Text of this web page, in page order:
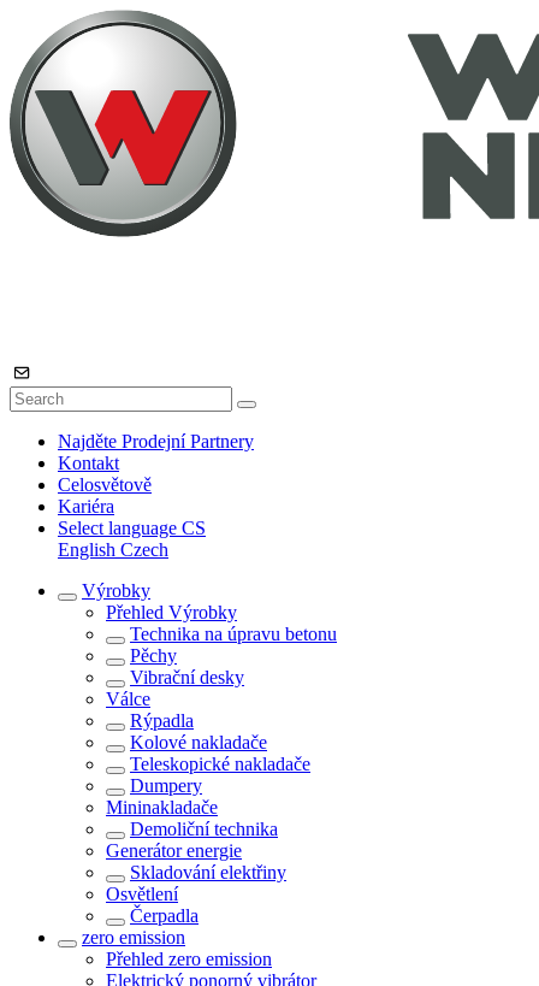
Najděte Prodejní Partnery
Kontakt
Celosvětově
Kariéra
Select language CS
English Czech
Výrobky
Přehled Výrobky
Technika na úpravu betonu
Pěchy
Vibrační desky
Válce
Rýpadla
Kolové nakladače
Teleskopické nakladače
Dumpery
Mininakladače
Demoliční technika
Generátor energie
Skladování elektřiny
Osvětlení
Čerpadla
zero emission
Přehled zero emission
Elektrický ponorný vibrátor